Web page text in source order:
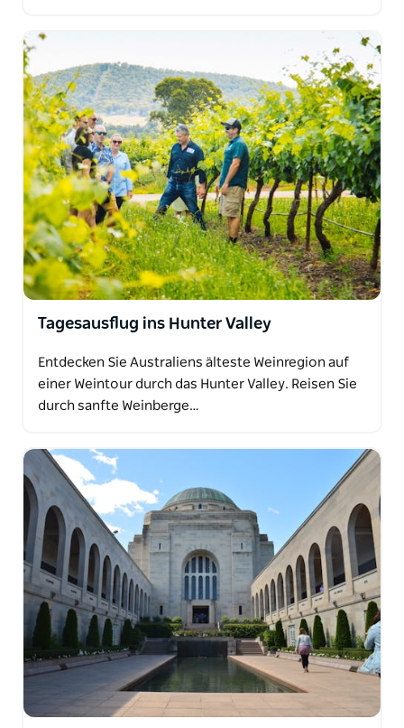
Tagesausflug ins Hunter Valley
Entdecken Sie Australiens älteste Weinregion auf
einer Weintour durch das Hunter Valley. Reisen Sie
durch sanfte Weinberge…